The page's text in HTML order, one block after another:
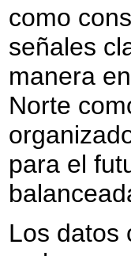
como
señales
manera
Norte
para el
Los datos